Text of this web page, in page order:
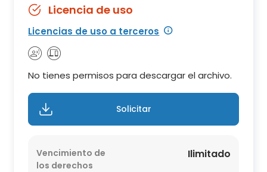
Licencia de uso
Licencias de uso a terceros
No tienes permisos para descargar el archivo.
Solicitar
Vencimiento de
los derechos
Ilimitado